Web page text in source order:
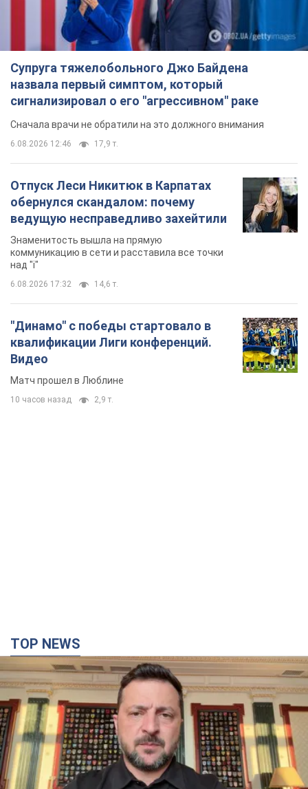
Супруга тяжелобольного Джо Байдена
назвала первый симптом, который
сигнализировал о его "агрессивном" раке
Сначала врачи не обратили на это должного внимания
6.08.2026 12:46 17,9 т.
Отпуск Леси Никитюк в Карпатах
обернулся скандалом: почему
ведущую несправедливо захейтили
Знаменитость вышла на прямую
коммуникацию в сети и расставила все точки
над "i"
6.08.2026 17:32 14,6 т.
"Динамо" с победы стартовало в
квалификации Лиги конференций.
Видео
Матч прошел в Люблине
10 часов назад 2,9 т.
TOP NEWS